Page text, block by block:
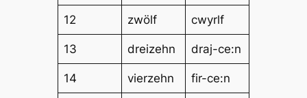
12 zwölf cwyrlf
13 dreizehn draj-ce:n
14 vierzehn fir-ce:n